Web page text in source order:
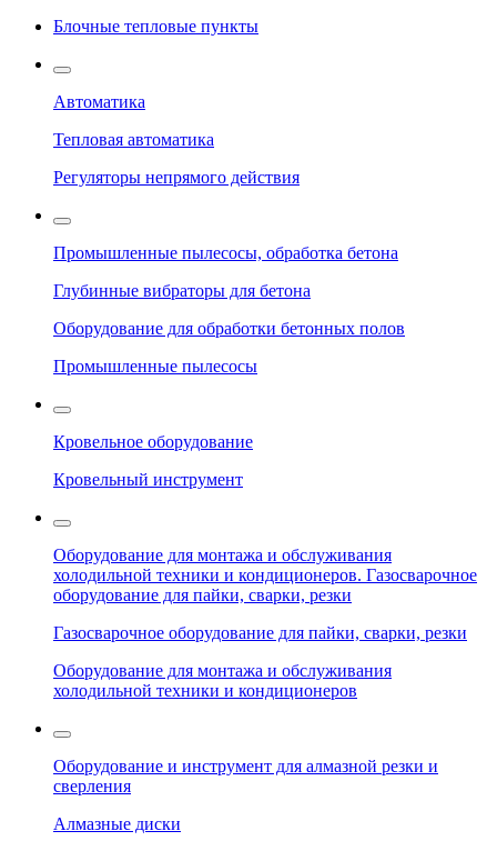
Блочные тепловые пункты
Автоматика
Тепловая автоматика
Регуляторы непрямого действия
Промышленные пылесосы, обработка бетона
Глубинные вибраторы для бетона
Оборудование для обработки бетонных полов
Промышленные пылесосы
Кровельное оборудование
Кровельный инструмент
Оборудование для монтажа и обслуживания
холодильной техники и кондиционеров. Газосварочное
оборудование для пайки, сварки, резки
Газосварочное оборудование для пайки, сварки, резки
Оборудование для монтажа и обслуживания
холодильной техники и кондиционеров
Оборудование и инструмент для алмазной резки и
сверления
Алмазные диски